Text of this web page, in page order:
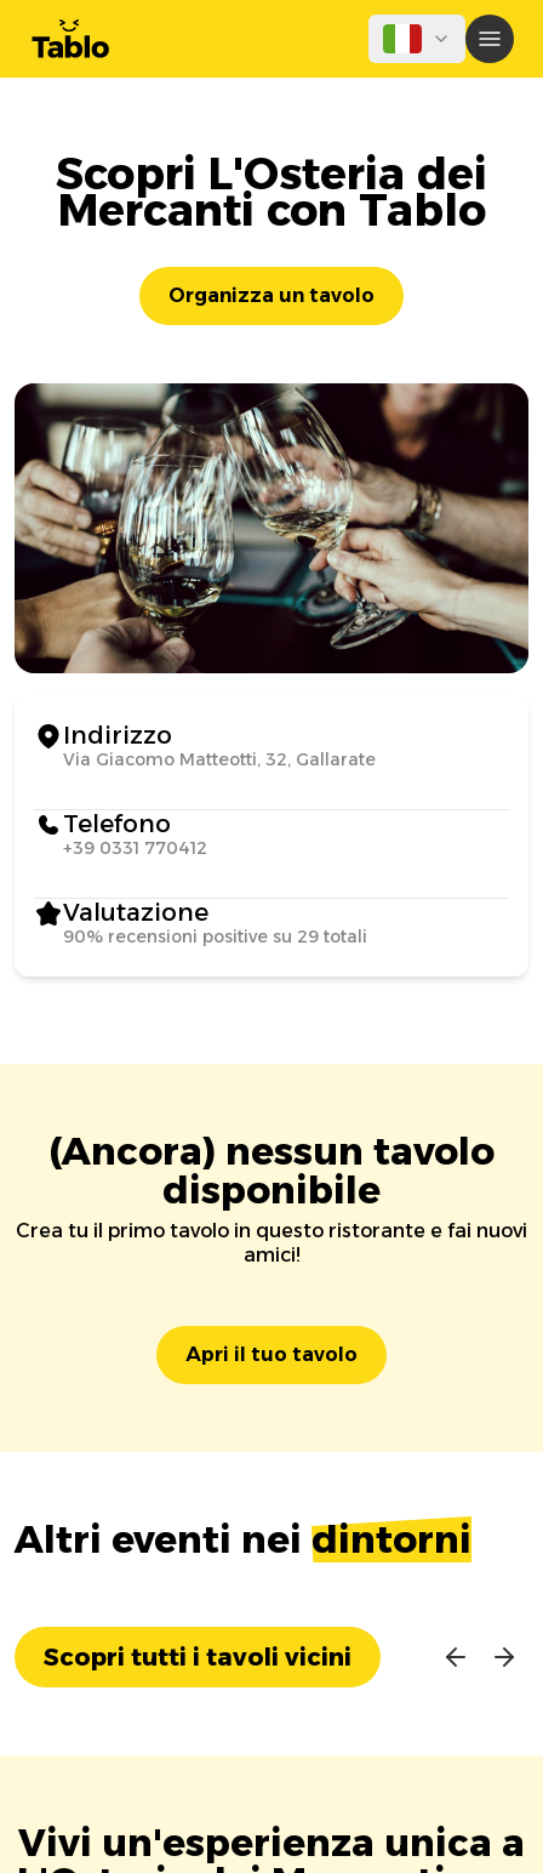
Scopri L'Osteria dei
Mercanti con Tablo
Organizza un tavolo
Indirizzo
Via Giacomo Matteotti, 32, Gallarate
Telefono
+39 0331 770412
Valutazione
90% recensioni positive su 29 totali
(Ancora) nessun tavolo
disponibile
Crea tu il primo tavolo in questo ristorante e fai nuovi
amici!
Apri il tuo tavolo
Altri eventi nei dintorni
Scopri tutti i tavoli vicini
Vivi un'esperienza unica a